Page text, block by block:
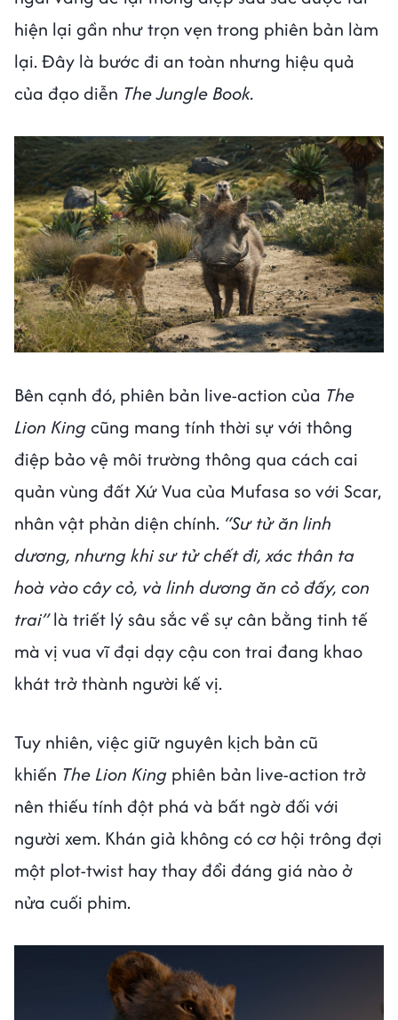
hiện lại gần như trọn vẹn trong phiên bản làm
lại. Đây là bước đi an toàn nhưng hiệu quả
của đạo diễn The Jungle Book.
Bên cạnh đó, phiên bản live-action của The
Lion Kingcũng mang tính thời sự với thông
điệp bảo vệ môi trường thông qua cách cai
quản vùng đất Xứ Vua của Mufasa so với Scar,
nhân vật phản diện chính. “Sư tử ăn linh
dương, nhưng khi sư tử chết đi, xác thân ta
hoà vào cây cỏ, và linh dương ăn cỏ đấy, con
trai”là triết lý sâu sắc về sự cân bằng tinh tế
mà vị vua vĩ đại dạy cậu con trai đang khao
khát trở thành người kế vị.
Tuy nhiên, việc giữ nguyên kịch bản cũ
khiến The Lion King phiên bản live-action trở
nên thiếu tính đột phá và bất ngờ đối với
người xem. Khán giả không có cơ hội trông đợi
một plot-twist hay thay đổi đáng giá nào ở
nửa cuối phim.